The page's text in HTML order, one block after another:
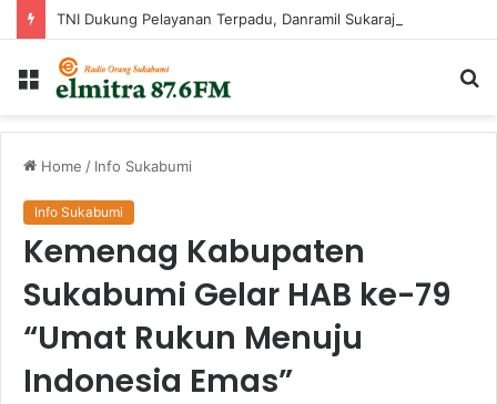
Menu
Home / Info Sukabumi
Info Sukabumi
Kemenag Kabupaten
Sukabumi Gelar HAB ke-79
“Umat Rukun Menuju
Indonesia Emas”